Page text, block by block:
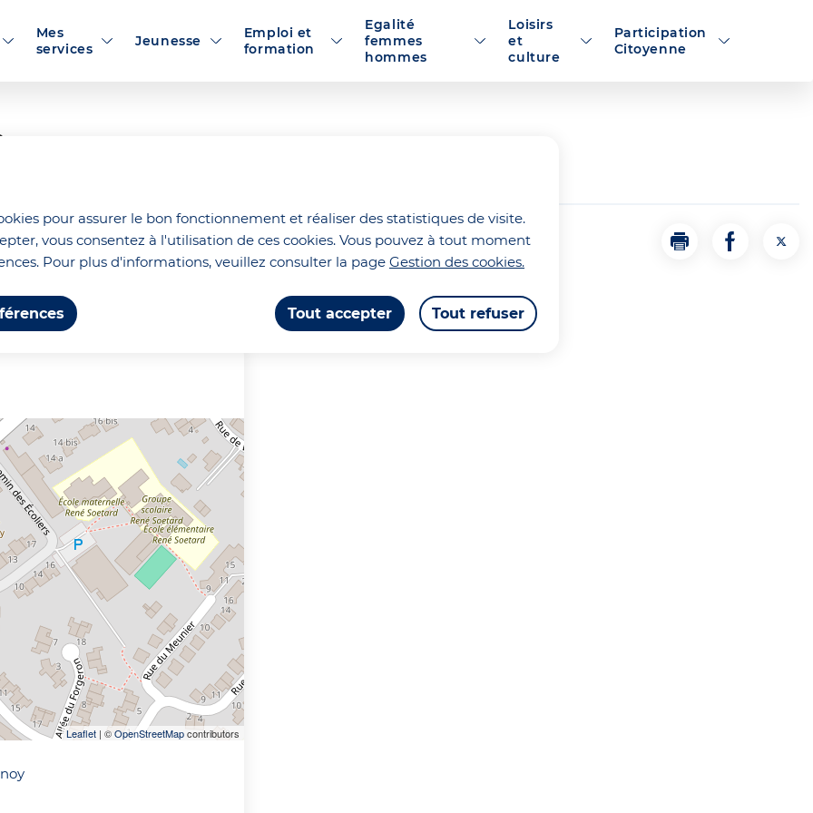
pour assurer le bon fonctionnement et réaliser des statistiques de visite.
vous consentez à l'utilisation de ces cookies. Vous pouvez à tout moment
Pour plus d'informations, veuillez consulter la page Gestion des cookies.
Tout accepter Tout refuser
principal Consulter le plan du site
Mes
services
Jeunesse
Emploi et
formation
Egalité
femmes
hommes
Loisirs
et
culture
Participation
Citoyenne
enfance
Equipements municipaux Aire de jeux petite enfance ImprimerPartager la
Leaflet | ©OpenStreetMapcontributors